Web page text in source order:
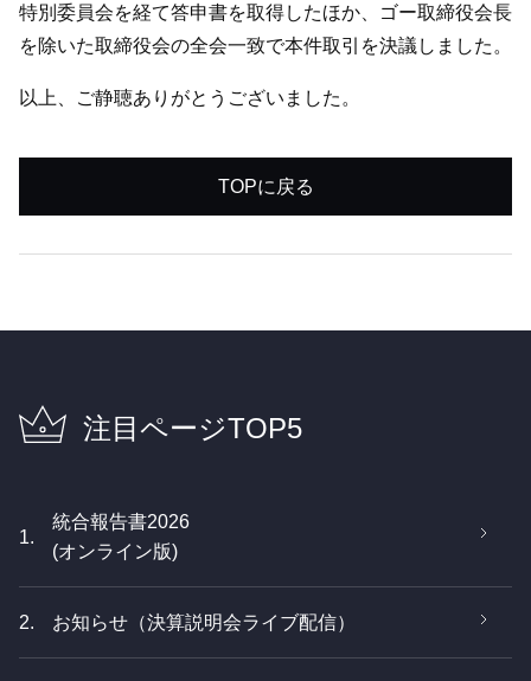
特別委員会を経て答申書を取得したほか、ゴー取締役会長
を除いた取締役会の全会一致で本件取引を決議しました。
以上、ご静聴ありがとうございました。
TOPに戻る
注目ページTOP5
1.
統合報告書2026
(オンライン版)
2. お知らせ（決算説明会ライブ配信）